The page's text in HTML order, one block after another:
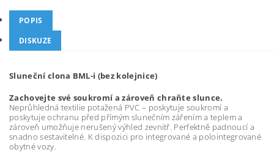
POPIS
DISKUZE
Sluneční clona BML-i (bez kolejnice)
Zachovejte své soukromí a zároveň chraňte slunce.
Neprůhledná textilie potažená PVC – poskytuje soukromí a
poskytuje ochranu před přímým slunečním zářením a teplem a
zároveň umožňuje nerušený výhled zevnitř. Perfektně padnoucí a
snadno sestavitelné. K dispozici pro integrované a polointegrované
obytné vozy.